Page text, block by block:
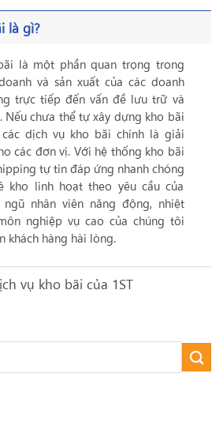
là gì?
là một phần quan trọng trong
và sản xuất của các doanh
trực tiếp đến vấn đề lưu trữ và
Nếu chưa thể tự xây dựng kho bãi
dịch vụ kho bãi chính là giải
các đơn vị. Với hệ thống kho bãi
tự tin đáp ứng nhanh chóng
kho linh hoạt theo yêu cầu của
nhân viên năng động, nhiệt
nghiệp vụ cao của chúng tôi
khách hàng hài lòng.
vụ kho bãi của 1ST